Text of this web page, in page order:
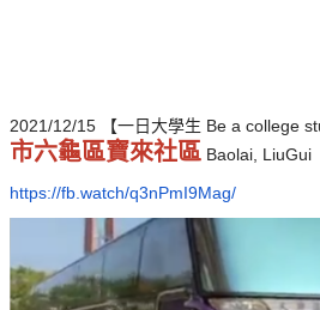
2021/12/15 【一日大學生 Be a college
市六龜區寶來社區 Baolai, LiuGui
https://fb.watch/q3nPmI9Mag/